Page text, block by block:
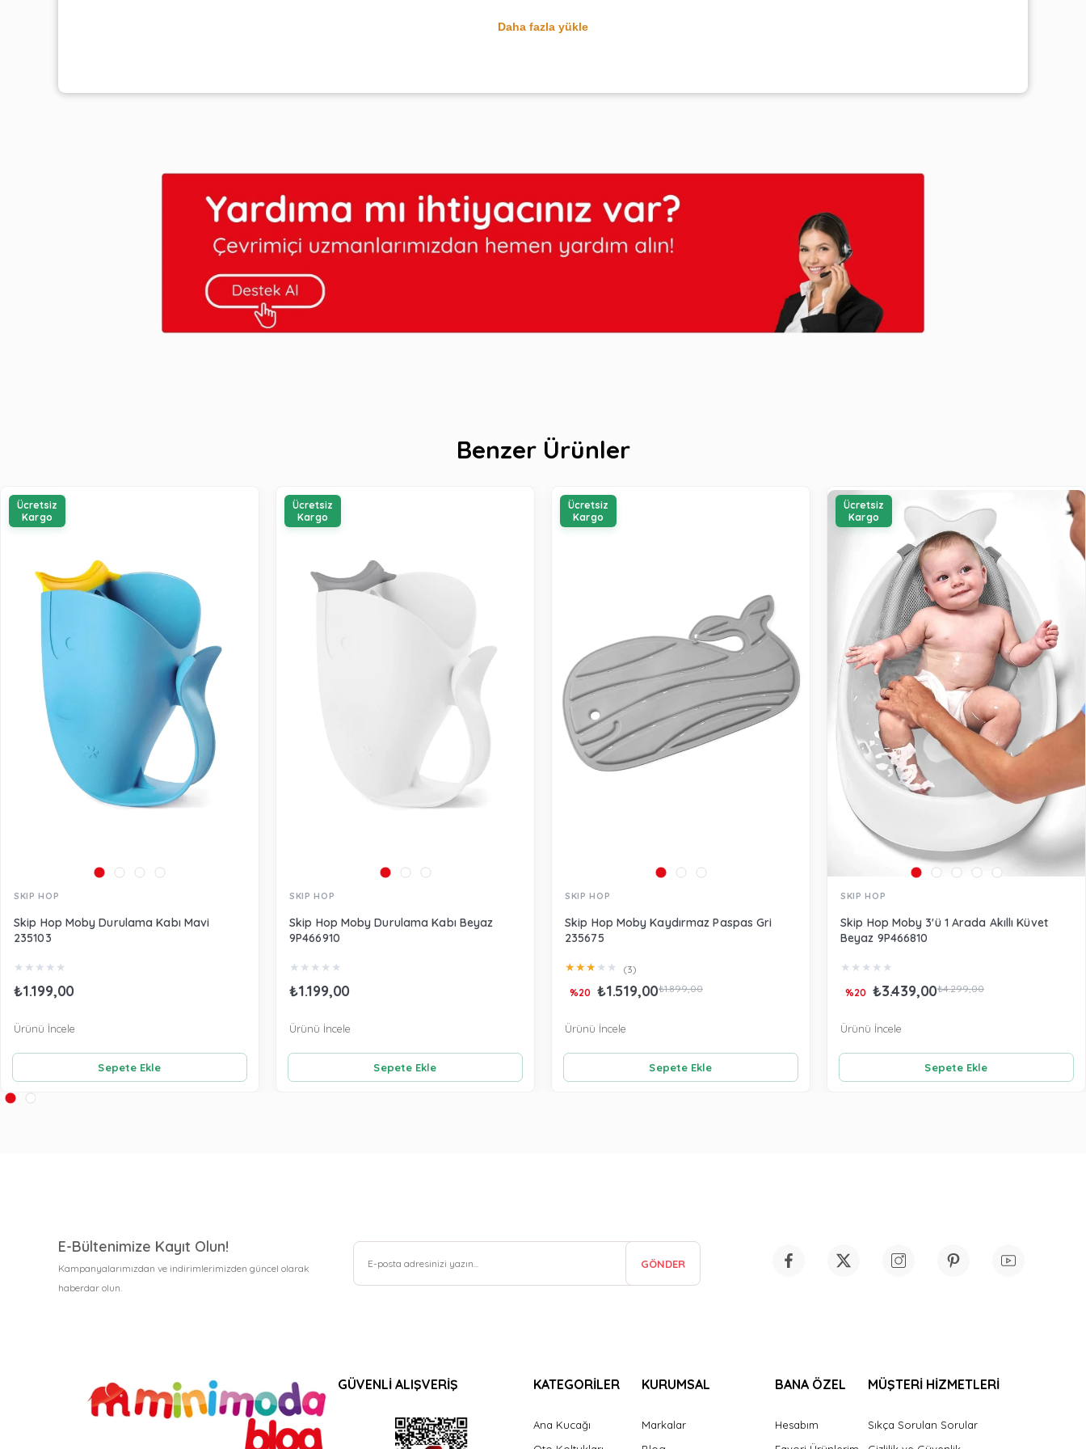
Daha fazla yükle
Benzer Ürünler
SKIP HOP
Skip Hop Moby Durulama Kabı Mavi
235103
★ ★ ★ ★ ★
₺1.199,00
Sepete Ekle
Ürünü İncele
Ücretsiz
Kargo
SKIP HOP
Skip Hop Moby Durulama Kabı Beyaz
9P466910
★ ★ ★ ★ ★
₺1.199,00
Sepete Ekle
Ürünü İncele
Ücretsiz
Kargo
SKIP HOP
Skip Hop Moby Kaydırmaz Paspas Gri
235675
★★★★ ★ (3)
₺1.519,00₺1.899,00
%20
Sepete Ekle
Ürünü İncele
Ücretsiz
Kargo
SKIP HOP
Skip Hop Moby 3'ü 1 Arada Akıllı Küvet
Beyaz 9P466810
★ ★ ★ ★ ★
₺3.439,00₺4.299,00
%20
Sepete Ekle
Ürünü İncele
Ücretsiz
Kargo
E-Bültenimize Kayıt Olun!
Kampanyalarımızdan ve indirimlerimizden güncel olarak
haberdar olun.
GÖNDER
GÜVENLİ ALIŞVERİŞ KATEGORİLER
Ana Kucağı
KURUMSAL
Markalar
BANA ÖZEL
Hesabım
MÜŞTERİ HİZMETLERİ
Sıkça Sorulan Sorular